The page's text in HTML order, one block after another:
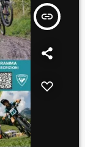
insert_link